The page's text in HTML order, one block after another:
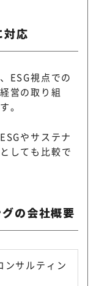
対応
ESG視点での
営の取り組
。
やサステナ
しても比較で
の会社概要
ンサルティン